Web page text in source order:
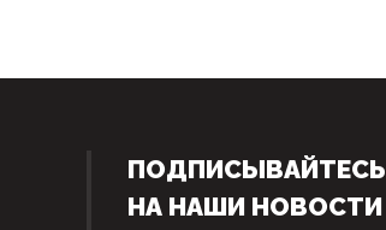
ПОДПИСЫВАЙТЕСЬ
НА НАШИ НОВОСТИ